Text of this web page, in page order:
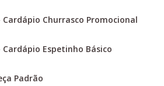
Churrasco Promocional
Espetinho Básico
Padrão